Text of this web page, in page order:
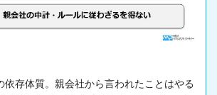
依存体質。親会社から言われたことはやる